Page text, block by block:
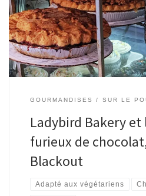
GOURMANDISES SUR LE
Ladybird Bakery et
furieux de
Blackout
Adapté aux végétariens